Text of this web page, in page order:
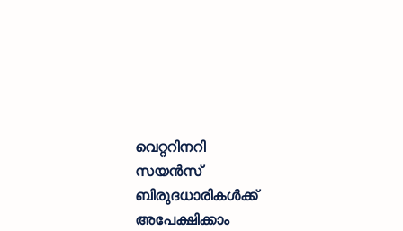
വെറ്ററിനറി
സയന്‍സ്
ബിരുദധാരികള്‍ക്ക്
അപേക്ഷിക്കാം